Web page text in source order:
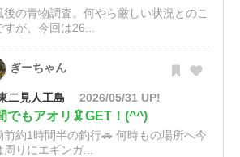
後の青物調査。何やら厳しい状況とのこ
すが、今回は26...
ぎーちゃん
二見人工島 2026/05/31 UP!
でもアオリ🦑GET！(^^)
前約1時間半の釣行🚗 何時もの場所へ今
周りにエギンガ...